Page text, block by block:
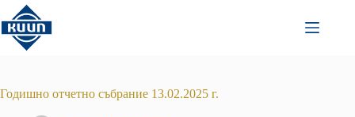
Преминаване
към
съдържанието
Годишно отчетно събрание 13.02.2025 г.